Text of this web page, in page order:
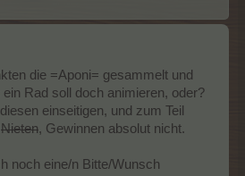
die =Aponi= gesammelt und
Rad soll doch animieren, oder?
einseitigen, und zum Teil
Nieten, Gewinnen absolut nicht.
noch eine/n Bitte/Wunsch